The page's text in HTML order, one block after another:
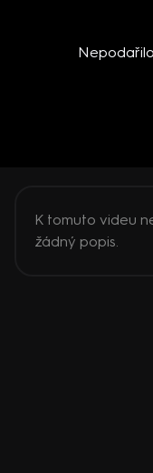
K tomuto videu
žádný popis.